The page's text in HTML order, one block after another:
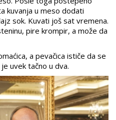
kuvanja u meso dodati
sok. Kuvati još sat vremena.
pire krompir, a može da
a pevačica ističe da se
uvek tačno u dva.